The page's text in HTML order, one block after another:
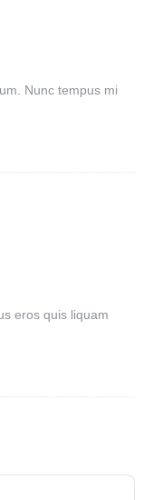
Nunc tempus mi
eros quis liquam